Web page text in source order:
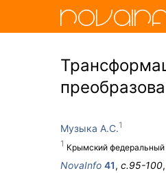
Музыка А.С.
Крымский федеральный
NovaInfo 41, с.95-100,